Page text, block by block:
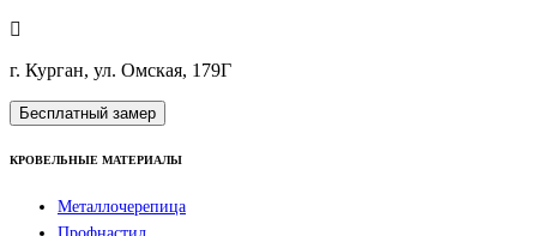
г. Курган, ул. Омская, 179Г
Бесплатный замер
КРОВЕЛЬНЫЕ МАТЕРИАЛЫ
Металлочерепица